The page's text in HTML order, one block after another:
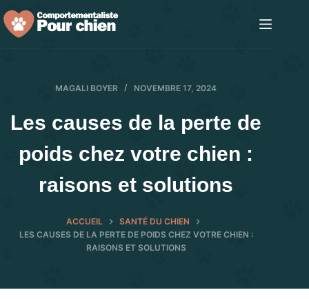
Passer
au
MAGALI BOYER NOVEMBRE 17, 2024
Les causes de la perte de
poids chez votre chien :
raisons et solutions
ACCUEIL
SANTÉ DU CHIEN
LES CAUSES DE LA PERTE DE POIDS CHEZ VOTRE CHIEN :
RAISONS ET SOLUTIONS